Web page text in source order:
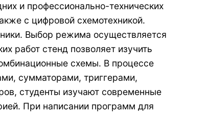
и профессионально-технических
с цифровой схемотехникой.
Выбор режима осуществляется
работ стенд позволяет изучить
схемы. В процессе
сумматорами, триггерами,
студенты изучают современные
При написании программ для